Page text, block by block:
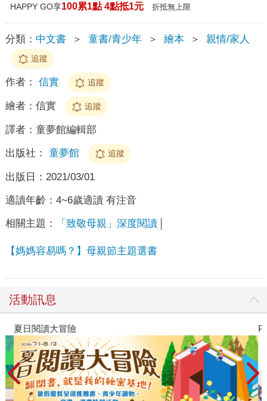
HAPPY GO享100累1點 4點抵1元 折抵無上限
分類： 中文書 ＞ 童書/青少年 ＞ 繪本 ＞ 親情/家人
追蹤
作者： 信實 追蹤
繪者： 信實 追蹤
譯者： 童夢館編輯部
出版社： 童夢館 追蹤
出版日： 2021/03/01
適讀年齡： 4~6歲適讀 有注音
相關主題： 「致敬母親」深度閱讀
【媽媽容易嗎？】母親節主題選書
活動訊息
夏日閱讀大冒險